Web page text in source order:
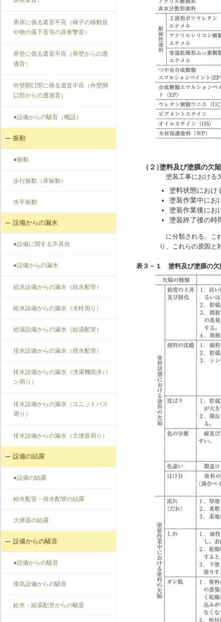
界床に係る遮音不良（椅子の移動音
や物の落下音等の床衝撃音）
界壁に係る遮音不良（界壁からの透
過音）
外壁開口部に係る遮音不良（外壁開
口部からの透過音）
●設備からの騒音（概説）
振動
●振動
歩行振動（床振動）
水平振動
設備からの漏水
●設備に関する不具合
●設備からの漏水
給水設備からの漏水（給水配管）
給水設備からの漏水（水栓周り）
給湯設備からの漏水（給湯配管）
排水設備からの漏水（排水配管）
排水設備からの漏水（洗濯機防水パ
ン周り）
排水設備からの漏水（ユニットバス
周り）
排水設備からの漏水（大便器周り）
設備の結露
●設備の結露
給水配管・排水配管の結露
大便器の結露
設備からの騒音
●設備からの騒音
換気設備からの騒音
給水・給湯配管からの騒音
（２）塗料及び塗膜の欠陥
塗装工事における
塗料状態におけ
塗装作業中にお
塗装作業後にお
塗装終了後の時
に分類される。こ
り、これらの原因と
表３－１ 塗料及び塗膜の欠